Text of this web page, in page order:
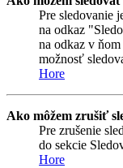
Pre sledovanie
na odkaz
na odkaz v
možnosť
Hore
Ako môžem zrušiť
Pre zrušenie
do sekcie
Hore